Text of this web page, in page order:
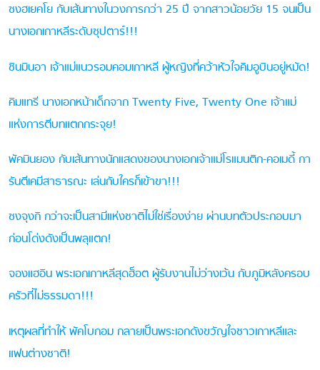
ซงฮเยคโย กับเส้นทางในวงการกว่า 25 ปี จากสาวน้อยวัย 15 จนเป็น
นางเอกเกาหลีระดับซุปตาร์!!!
ชินมินอา เจ้าแม่แนวรอมคอมเกาหลี ผู้หญิงที่คว้าหัวใจคิมอูบินอยู่หมัด!
คิมแทรี นางเอกหน้าเด็กจาก Twenty Five, Twenty One เจ้าแม่
แห่งการตีบทแตกกระจุย!
พัคมินยอง กับเส้นทางนักแสดงของนางเอกเจ้าแม่โรแมนติก-คอเมดี้ กา
รันตีเคมีสาธารณะ เล่นกับใครก็เข้าขา!!!
ซงจุงกิ กว่าจะเป็นสามีแห่งชาติไม่ใช่เรื่องง่าย ผ่านบทตัวประกอบมา
ก่อนโด่งดังเป็นพลุแตก!
จองแฮอิน พระเอกเกาหลีสุดฮ็อต ผู้รับงานไม่ว่างเว้น กับภูมิหลังครอบ
ครัวที่ไม่ธรรมดา!!!
เหตุผลที่ทำให้ พัคโบกอม กลายเป็นพระเอกดังขวัญใจชาวเกาหลีและ
แฟนต่างชาติ!